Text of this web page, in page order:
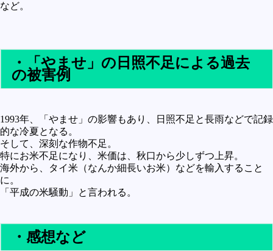
など。
・「やませ」の日照不足による過去
の被害例
1993年、「やませ」の影響もあり、日照不足と長雨などで記録
的な冷夏となる。
そして、深刻な作物不足。
特にお米不足になり、米価は、秋口から少しずつ上昇。
海外から、タイ米（なんか細長いお米）などを輸入すること
に。
「平成の米騒動」と言われる。
・感想など